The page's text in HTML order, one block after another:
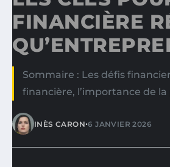
FINANCIÈRE
Sommaire : Les défis
financière, l’importance de
INÈS CARON•6 JANVIER 2026